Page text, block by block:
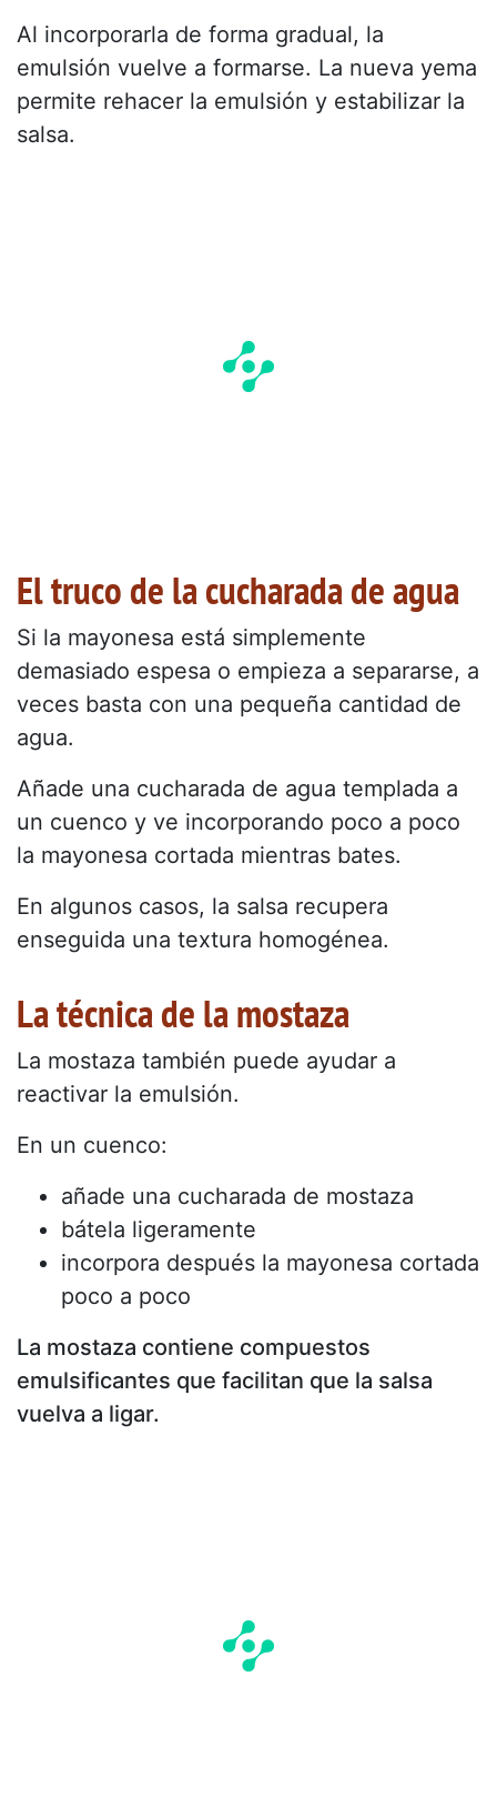
Al incorporarla de forma gradual, la
emulsión vuelve a formarse. La nueva yema
permite rehacer la emulsión y estabilizar la
salsa.
El truco de la cucharada de agua
Si la mayonesa está simplemente
demasiado espesa o empieza a separarse, a
veces basta con una pequeña cantidad de
agua.
Añade una cucharada de agua templada a
un cuenco y ve incorporando poco a poco
la mayonesa cortada mientras bates.
En algunos casos, la salsa recupera
enseguida una textura homogénea.
La técnica de la mostaza
La mostaza también puede ayudar a
reactivar la emulsión.
En un cuenco:
añade una cucharada de mostaza
bátela ligeramente
incorpora después la mayonesa cortada
poco a poco
La mostaza contiene compuestos
emulsificantes que facilitan que la salsa
vuelva a ligar.